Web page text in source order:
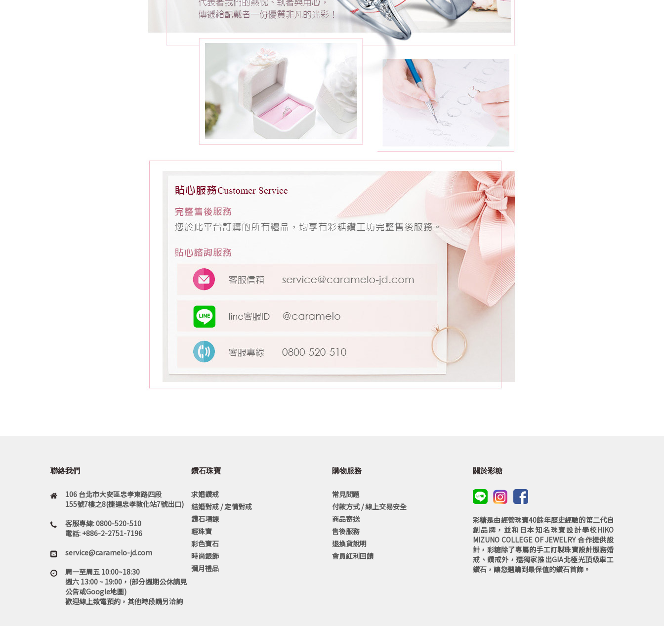
聯絡我們
106 台北市大安區忠孝東路四段
155號7樓之8(捷運忠孝敦化站7號出口)
客服專線: 0800-520-510
電話: +886-2-2751-7196
service@caramelo-jd.com
周一至周五 10:00~18:30
週六 13:00 ~ 19:00，(部分週期公休請見
公告或Google地圖)
歡迎線上致電預約，其他時段請另洽詢
鑽石珠寶
求婚鑽戒
結婚對戒 / 定情對戒
鑽石項鍊
輕珠寶
彩色寶石
時尚銀飾
彌月禮品
購物服務
常見問題
付款方式 / 線上交易安全
商品寄送
售後服務
退換貨說明
會員紅利回饋
關於彩糖
彩糖是由經營珠寶40餘年歷史經驗的第二代自
創品牌，並和日本知名珠寶設計學校HIKO
MIZUNO COLLEGE OF JEWELRY 合作提供設
計，彩糖除了專屬的手工訂製珠寶設計服務婚
戒、鑽戒外，還獨家推出GIA北極光頂級車工
鑽石，讓您選購到最保值的鑽石首飾。